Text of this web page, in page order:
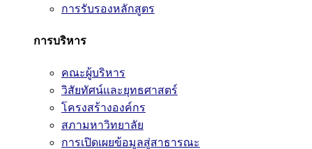
การรับรองหลักสูตร
การบริหาร
คณะผู้บริหาร
วิสัยทัศน์และยุทธศาสตร์
โครงสร้างองค์กร
สภามหาวิทยาลัย
การเปิดเผยข้อมูลสู่สาธารณะ